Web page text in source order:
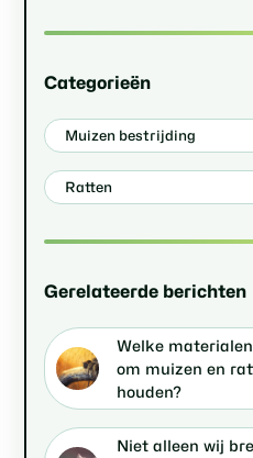
Categorieën
Muizen bestrijding
Ratten
Gerelateerde berichten
Welke
om muizen en
houden?
Niet alleen wij